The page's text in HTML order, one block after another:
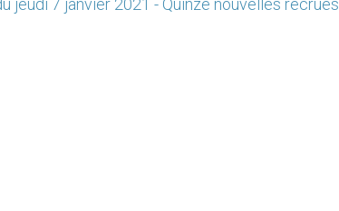
jeudi 7 janvier 2021 - Quinze nouvelles recrues